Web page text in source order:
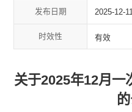
发布日期 2025-12-11
时效性 有效
关于2025年12月一